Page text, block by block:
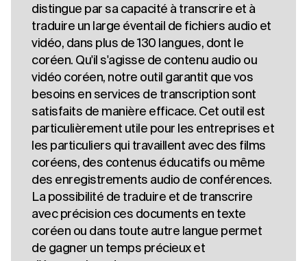
distingue par sa capacité à transcrire et à
traduire un large éventail de fichiers audio et
vidéo, dans plus de 130 langues, dont le
coréen. Qu'il s'agisse de contenu audio ou
vidéo coréen, notre outil garantit que vos
besoins en services de transcription sont
satisfaits de manière efficace. Cet outil est
particulièrement utile pour les entreprises et
les particuliers qui travaillent avec des films
coréens, des contenus éducatifs ou même
des enregistrements audio de conférences.
La possibilité de traduire et de transcrire
avec précision ces documents en texte
coréen ou dans toute autre langue permet
de gagner un temps précieux et